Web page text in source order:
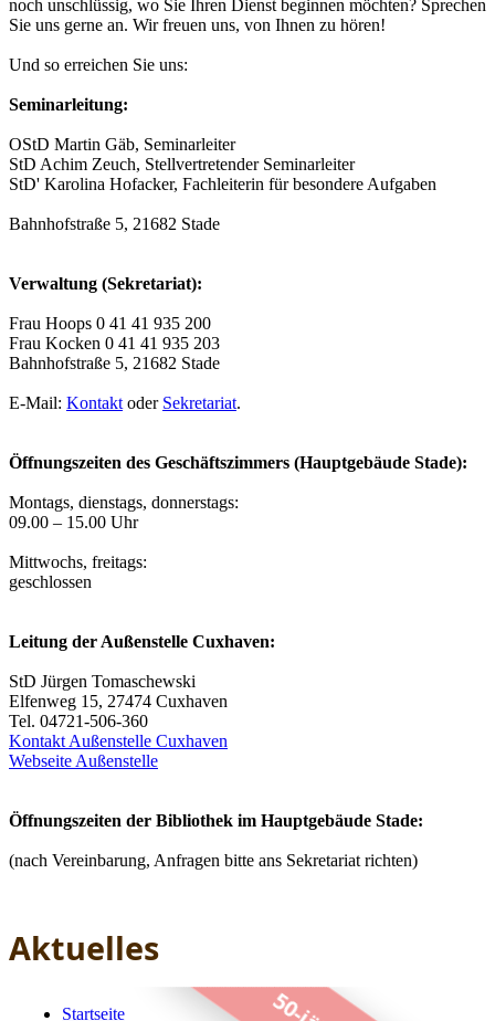
noch unschlüssig, wo Sie Ihren Dienst beginnen möchten? Sprechen
Sie uns gerne an. Wir freuen uns, von Ihnen zu hören!
Und so erreichen Sie uns:
Seminarleitung:
OStD Martin Gäb, Seminarleiter
StD Achim Zeuch, Stellvertretender Seminarleiter
StD' Karolina Hofacker, Fachleiterin für besondere Aufgaben
Bahnhofstraße 5, 21682 Stade
Verwaltung (Sekretariat):
Frau Hoops 0 41 41 935 200
Frau Kocken 0 41 41 935 203
Bahnhofstraße 5, 21682 Stade
E-Mail: Kontaktoder Sekretariat.
Öffnungszeiten des Geschäftszimmers (Hauptgebäude Stade):
Montags, dienstags, donnerstags:
09.00 – 15.00 Uhr
Mittwochs, freitags:
geschlossen
Leitung der Außenstelle Cuxhaven:
StD Jürgen Tomaschewski
Elfenweg 15, 27474 Cuxhaven
Tel. 04721-506-360
Kontakt Außenstelle Cuxhaven
Webseite Außenstelle
Öffnungszeiten der Bibliothek im Hauptgebäude Stade:
(nach Vereinbarung, Anfragen bitte ans Sekretariat richten)
Aktuelles